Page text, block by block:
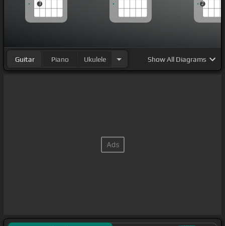
3 2
Guitar Piano Ukulele ShowAll Diagrams